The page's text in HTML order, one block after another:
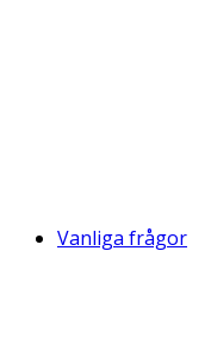
Vanliga frågor